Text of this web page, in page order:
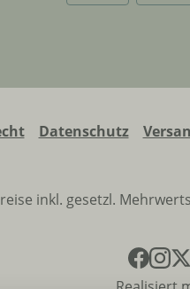
Datenschutz
inkl. gesetzl.